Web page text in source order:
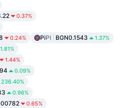
0.37%
0.24% PiPI BGN0.1543 1.37%
1.81%
1.44%
0.09%
236.40%
0.96%
0.65%